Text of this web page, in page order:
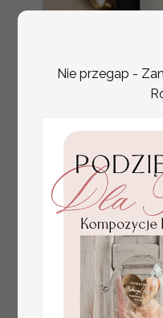
Kartki na święta dla
Pracowników, kartki
świąteczne z logo firmy,
noworoczne kartki dla
logo, kartka
bożonarodzeniowa z
życzeniami dla klientów
Nie przegap -